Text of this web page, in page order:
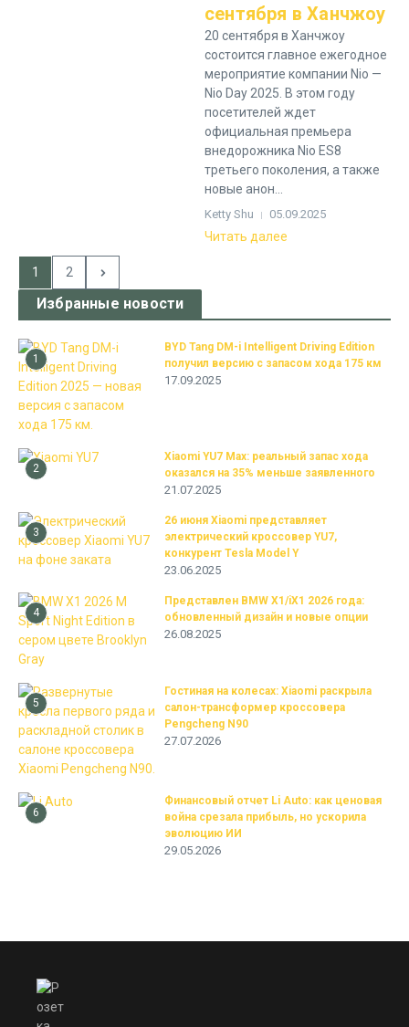
сентября в Ханчжоу
20 сентября в Ханчжоу
состоится главное ежегодное
мероприятие компании Nio —
Nio Day 2025. В этом году
посетителей ждет
официальная премьера
внедорожника Nio ES8
третьего поколения, а также
новые анон...
Ketty Shu 05.09.2025
Читать далее
1 2
Избранные новости
1
BYD Tang DM-i Intelligent Driving Edition
получил версию с запасом хода 175 км
17.09.2025
2
Xiaomi YU7 Max: реальный запас хода
оказался на 35% меньше заявленного
21.07.2025
3
26 июня Xiaomi представляет
электрический кроссовер YU7,
конкурент Tesla Model Y
23.06.2025
4
Представлен BMW X1/iX1 2026 года:
обновленный дизайн и новые опции
26.08.2025
5
Гостиная на колесах: Xiaomi раскрыла
салон-трансформер кроссовера
Pengcheng N90
27.07.2026
6
Финансовый отчет Li Auto: как ценовая
война срезала прибыль, но ускорила
эволюцию ИИ
29.05.2026